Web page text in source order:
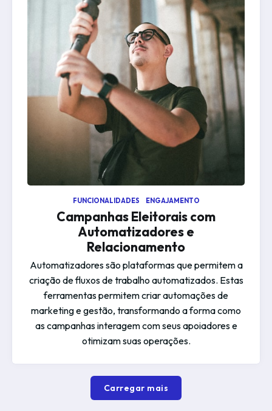
FUNCIONALIDADES ENGAJAMENTO
Campanhas Eleitorais com
Automatizadores e
Relacionamento
Automatizadores são plataformas que permitem a
criação de fluxos de trabalho automatizados. Estas
ferramentas permitem criar automações de
marketing e gestão, transformando a forma como
as campanhas interagem com seus apoiadores e
otimizam suas operações.
Carregar mais